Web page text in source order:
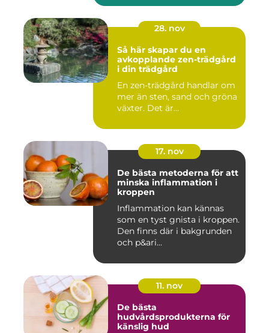
28. nov
Så här skapar du en
avkopplande zen-trädgård
i din trädgård
En zen-trädgård handlar om
mer än sten, sand och gröna
växter. Det är...
17. nov
De bästa metoderna för att
minska inflammation i
kroppen
Inflammation kan kännas
som en tyst gnista i kroppen.
Den finns där i bakgrunden
och p&ari...
11. nov
De bästa
hudvårdsprodukterna för
känslig hud